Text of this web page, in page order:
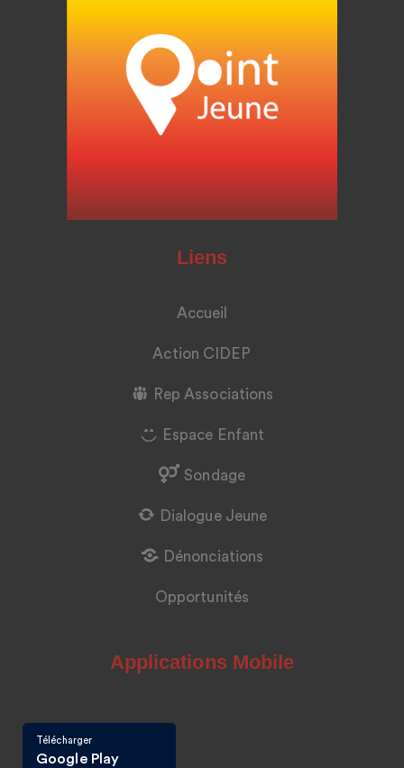
Liens
Accueil
Action CIDEP
Rep Associations
Espace Enfant
Sondage
Dialogue Jeune
Dénonciations
Opportunités
Applications Mobile
Télécharger
Google Play